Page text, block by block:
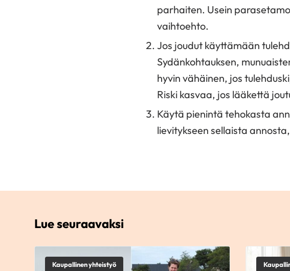
parhaiten. Usein
vaihtoehto.
Jos joudut käyttämään
Sydänkohtauksen,
hyvin vähäinen, jos
Riski kasvaa, jos lääkettä
Käytä pienintä tehokasta
lievitykseen sellaista
Lue seuraavaksi
Kaupallinen yhteistyö